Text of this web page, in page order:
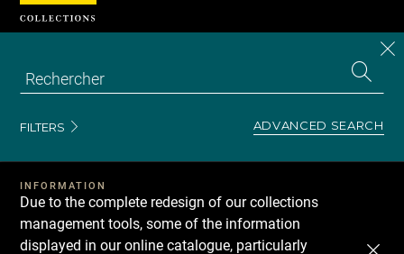
FILTERS ADVANCED SEARCH
INFORMATION
Due to the complete redesign of our collections
management tools, some of the information
displayed in our online catalogue, particularly
Cookies management panel